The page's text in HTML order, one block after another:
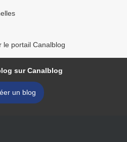
le portail Canalblog
sur Canalblog
un blog